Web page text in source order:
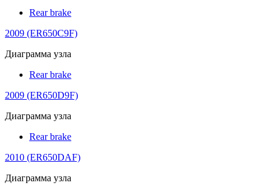
Rear brake
2009 (ER650C9F)
Диаграмма узла
Rear brake
2009 (ER650D9F)
Диаграмма узла
Rear brake
2010 (ER650DAF)
Диаграмма узла